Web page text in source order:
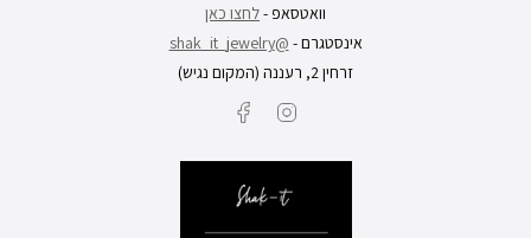
וואטסאפ -לחצו כאן
אינסטגרם - @shak_it_jewelry
זרחין 2, רעננה (המקום נגיש)
Instagram